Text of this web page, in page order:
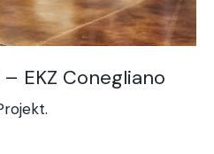
EKZ Conegliano